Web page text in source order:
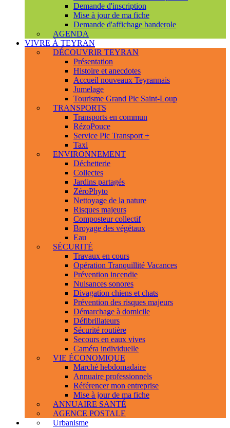
Demande d'inscription
Mise à jour de ma fiche
Demande d'affichage banderole
AGENDA
VIVRE À TEYRAN
DÉCOUVRIR TEYRAN
Présentation
Histoire et anecdotes
Accueil nouveaux Teyrannais
Jumelage
Tourisme Grand Pic Saint-Loup
TRANSPORTS
Transports en commun
RézoPouce
Service Pic Transport +
Taxi
ENVIRONNEMENT
Déchetterie
Collectes
Jardins partagés
ZéroPhyto
Nettoyage de la nature
Risques majeurs
Composteur collectif
Broyage des végétaux
Eau
SÉCURITÉ
Travaux en cours
Opération Tranquillité Vacances
Prévention incendie
Nuisances sonores
Divagation chiens et chats
Prévention des risques majeurs
Démarchage à domicile
Défibrillateurs
Sécurité routière
Secours en eaux vives
Caméra individuelle
VIE ÉCONOMIQUE
Marché hebdomadaire
Annuaire professionnels
Référencer mon entreprise
Mise à jour de ma fiche
ANNUAIRE SANTÉ
AGENCE POSTALE
Urbanisme